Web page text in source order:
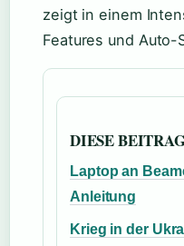
zeigt in einem
Features und Auto-
DIESE
Laptop an
Anleitung
Krieg in der